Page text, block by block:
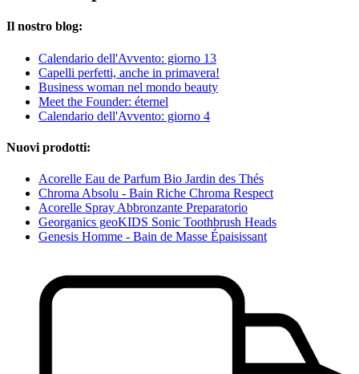
Il nostro blog:
Calendario dell'Avvento: giorno 13
Capelli perfetti, anche in primavera!
Business woman nel mondo beauty
Meet the Founder: éternel
Calendario dell'Avvento: giorno 4
Nuovi prodotti:
Acorelle Eau de Parfum Bio Jardin des Thés
Chroma Absolu - Bain Riche Chroma Respect
Acorelle Spray Abbronzante Preparatorio
Georganics geoKIDS Sonic Toothbrush Heads
Genesis Homme - Bain de Masse Épaisissant